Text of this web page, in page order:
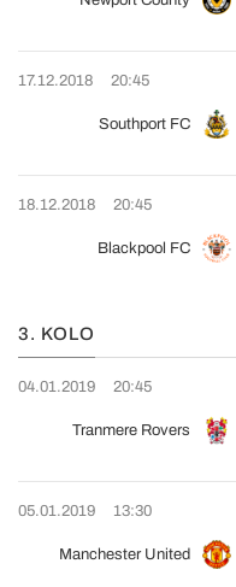
17.12.2018 20:45
Southport FC
18.12.2018 20:45
Blackpool FC
3. KOLO
04.01.2019 20:45
Tranmere Rovers
05.01.2019 13:30
Manchester United